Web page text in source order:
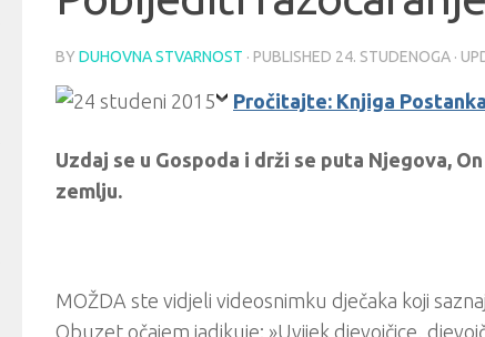
BY DUHOVNA STVARNOST · PUBLISHED 24. STUDENOGA ·
Pročitajte: Knjiga
Uzdaj se u Gospoda i drži se puta Njegova,
zemlju.
MOŽDA ste vidjeli videosnimku dječaka koji
Obuzet očajem jadikuje: »Uvijek djevojčice,